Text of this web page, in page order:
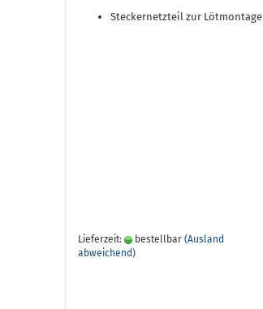
Steckernetzteil zur Lötmontage
Lieferzeit: bestellbar (Ausland
abweichend)